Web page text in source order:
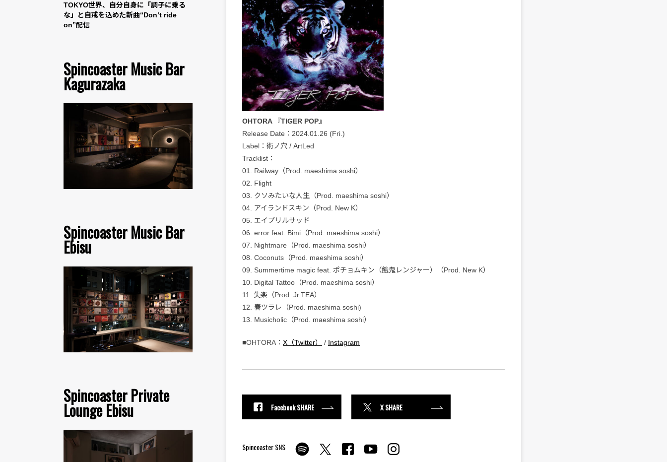
TOKYO世界、自分自身に「調子に乗る
な」と自戒を込めた新曲“Don’t ride
on”配信
Spincoaster Music Bar
Kagurazaka
Spincoaster Music Bar
Ebisu
Spincoaster Private
Lounge Ebisu
OHTORA 『TIGER POP』
Release Date：2024.01.26 (Fri.)
Label：術ノ穴 / ArtLed
Tracklist：
01. Railway（Prod. maeshima soshi）
02. Flight
03. クソみたいな人生（Prod. maeshima soshi）
04. アイランドスキン（Prod. New K）
05. エイプリルサッド
06. error feat. Bimi（Prod. maeshima soshi）
07. Nightmare（Prod. maeshima soshi）
08. Coconuts（Prod. maeshima soshi）
09. Summertime magic feat. ポチョムキン（餓鬼レンジャー）（Prod. New K）
10. Digital Tattoo（Prod. maeshima soshi）
11. 失楽（Prod. Jr.TEA）
12. 春ツラレ（Prod. maeshima soshi)
13. Musicholic（Prod. maeshima soshi）
■OHTORA： X（Twitter） / Instagram
Facebook SHARE X SHARE
Spincoaster SNS